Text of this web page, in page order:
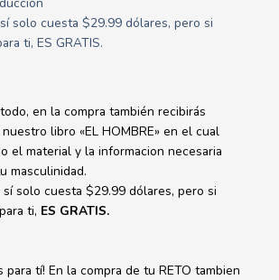
solo cuesta $29.99 dólares, pero si
ti, ES GRATIS.
en la compra también recibirás
libro «EL HOMBRE» en el cual
el material y la informacion necesaria
masculinidad.
solo cuesta $29.99 dólares, pero si
ti, ES GRATIS.
para tí! En la compra de tu RETO tambien